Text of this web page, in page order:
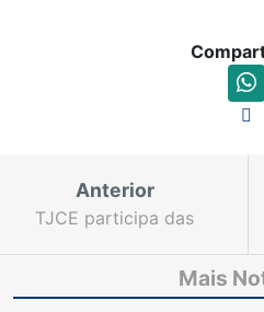
Anterior
TJCE participa das
anos do Tribunal de
Contas do Ceará
Mais